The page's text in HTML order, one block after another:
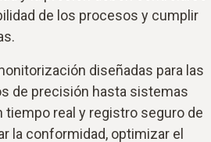
de los procesos y cumplir
diseñadas para las
de precisión hasta sistemas
real y registro seguro de
la conformidad, optimizar el